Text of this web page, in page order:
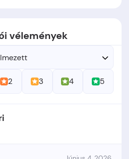
vélemények
2 3 4 5